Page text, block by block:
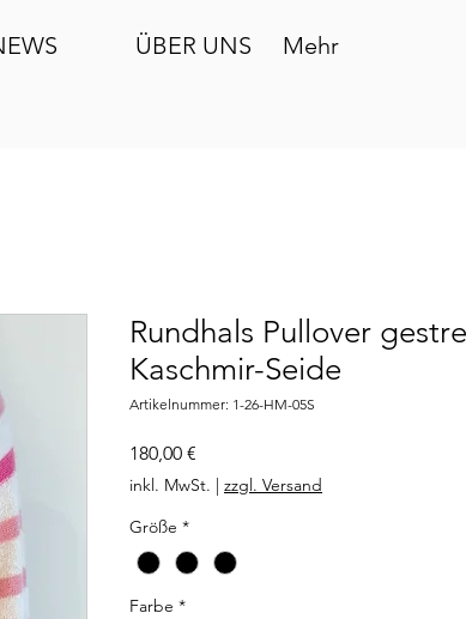
ÜBER UNS Mehr
Rundhals Pullover
Kaschmir-Seide
Artikelnummer: 1-26-HM-05S
180,00 €
inkl. MwSt. | zzgl. Versand
Größe *
Farbe *